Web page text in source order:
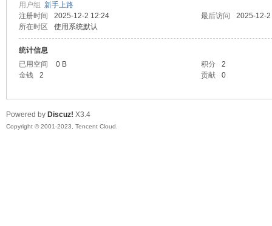
用户组 新手上路
注册时间
2025-12-2 12:24 最后访问
2025-12-
所在时区
使用系统默认
统计信息
已用空间
0 B 积分
2
金钱
2 贡献 0
Powered by Discuz! X3.4
Copyright © 2001-2023, Tencent Cloud.